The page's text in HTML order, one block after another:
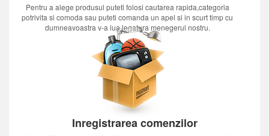
Pentru a alege produsul puteti folosi cautarea rapida,categoria
potrivita si comoda sau puteti comanda un apel si in scurt timp cu
dumneavoastra v-a lua legatura menegerul nostru.
Inregistrarea comenzilor